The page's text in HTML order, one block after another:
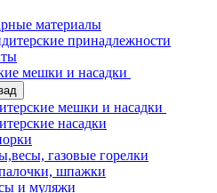
материалы
принадлежности
мешки и насадки
мешки и насадки
насадки
газовые горелки
шпажки
и муляжи